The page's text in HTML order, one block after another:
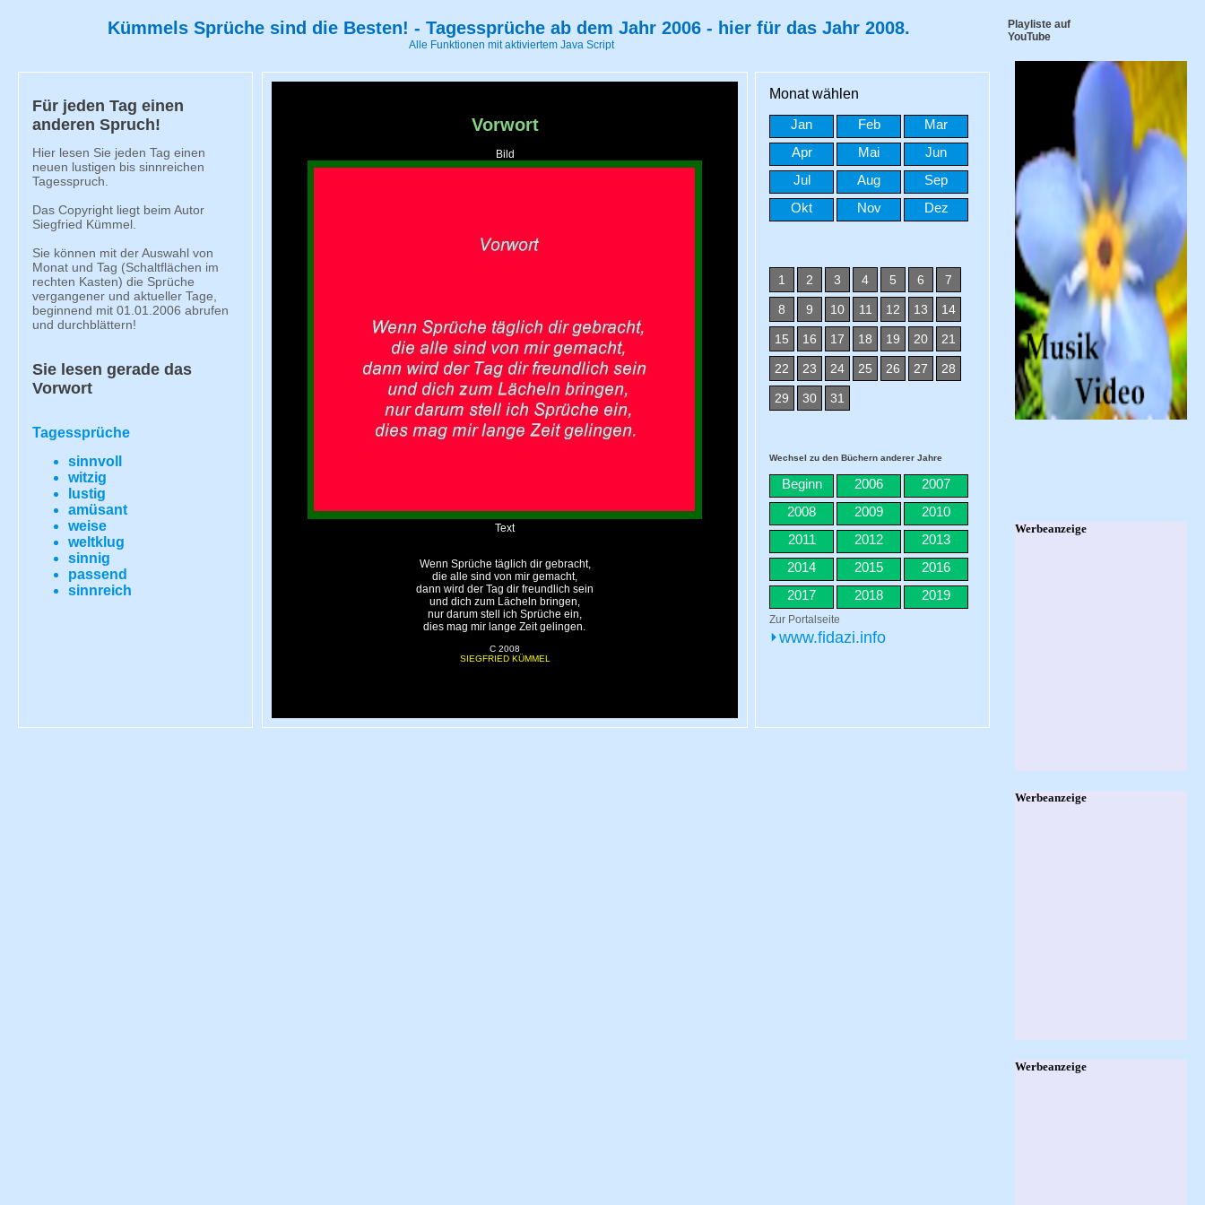
Kümmels Sprüche sind die Besten! - Tagessprüche ab dem Jahr 2006 - hier für das Jahr 2008.
Alle Funktionen mit aktiviertem Java Script
Für jeden Tag einen
anderen Spruch!
Hier lesen Sie jeden Tag einen
neuen lustigen bis sinnreichen
Tagesspruch.
Das Copyright liegt beim Autor
Siegfried Kümmel.
Sie können mit der Auswahl von
Monat und Tag (Schaltflächen im
rechten Kasten) die Sprüche
vergangener und aktueller Tage,
beginnend mit 01.01.2006 abrufen
und durchblättern!
Sie lesen gerade das
Vorwort
Tagessprüche
sinnvoll
witzig
lustig
amüsant
weise
weltklug
sinnig
passend
sinnreich
Monat wählen
Jan
Feb
Mar
Apr
Mai
Jun
Jul
Aug
Sep
Okt
Nov Dez
1 2 3 4 5 6 7
8 9 10 11 12 13 14
15 16 17 18 19 20 21
22 23 24 25 26 27 28
29 30 31
Wechsel zu den Büchern anderer Jahre
Beginn 2006
2007
2008
2009
2010
2011
2012
2013
2014
2015
2016
2017
2018 2019
Zur Portalseite
⏵www.fidazi.info
Playliste auf
YouTube